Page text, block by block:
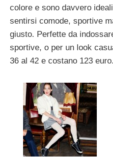
colore e sono davvero
sentirsi comode, sportive
giusto. Perfette da
sportive, o per un look
36 al 42 e costano 123 euro.